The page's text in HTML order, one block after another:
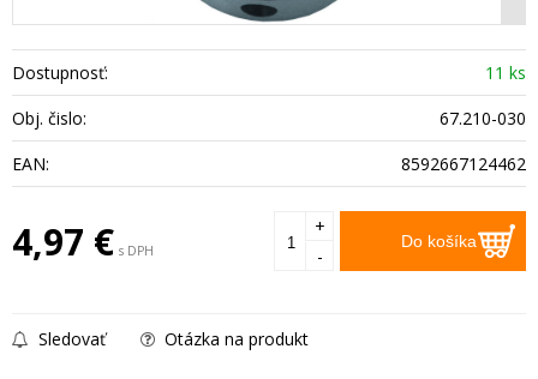
Dostupnosť:
11 ks
Obj. čislo:
67.210-030
EAN:
8592667124462
4,97 € s DPH Do košíka
+
-
Sledovať Otázka na produkt